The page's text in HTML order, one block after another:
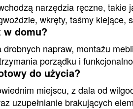
narzędzia ręczne, takie
wkręty, taśmy klejące,
w domu?
napraw, montażu
porządku i
do użycia?
miejscu, z dala od
uzupełnianie brakujących